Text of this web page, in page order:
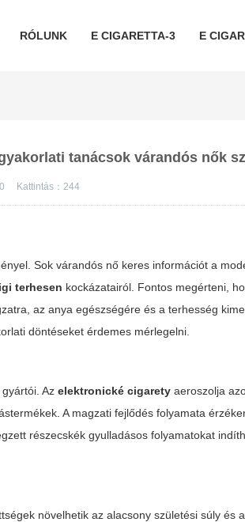
RÓLUNK E CIGARETTA-3 E
tanácsok várandós nők
Kattintás：244
Sok várandós nő keres információt a
terhesen kockázatairól. Fontos megérteni,
az anya egészségére és a terhesség
döntéseket érdemes mérlegelni.
gyártói. Azelektronické cigarety aeroszolja
A magzati fejlődés folyamata
részecskék gyulladásos folyamatokat
növelhetik az alacsony születési súly és